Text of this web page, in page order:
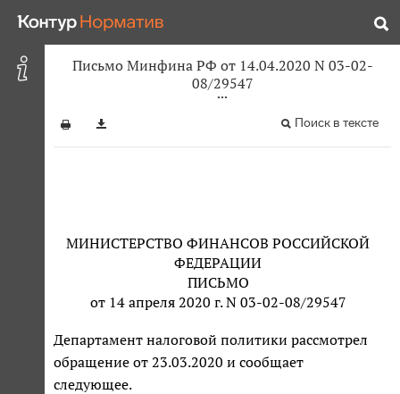
Письмо Минфина РФ от 14.04.2020 N 03-02-
08/29547
Поиск в тексте
МИНИСТЕРСТВО ФИНАНСОВ РОССИЙСКОЙ
ФЕДЕРАЦИИ
ПИСЬМО
от 14 апреля 2020 г. N 03-02-08/29547
Департамент налоговой политики рассмотрел
обращение от 23.03.2020 и сообщает
следующее.